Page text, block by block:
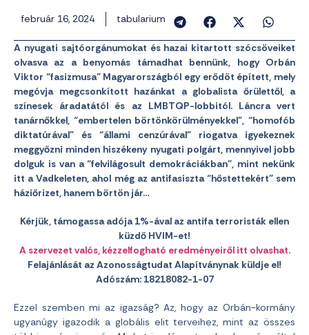
február 16, 2024 tabularium
A nyugati sajtóorgánumokat és hazai kitartott szócsöveiket
olvasva az a benyomás támadhat bennünk, hogy Orbán
Viktor “fasizmusa” Magyarországból egy erődöt épített, mely
megóvja megcsonkított hazánkat a globalista őrülettől, a
színesek áradatától és az LMBTQP-lobbitól. Láncra vert
tanárnőkkel, “embertelen börtönkörülményekkel”, “homofób
diktatúrával” és “állami cenzúrával” riogatva igyekeznek
meggyőzni minden hiszékeny nyugati polgárt, mennyivel jobb
dolguk is van a “felvilágosult demokráciákban”, mint nekünk
itt a Vadkeleten, ahol még az antifasiszta “hőstettekért” sem
háziőrizet, hanem börtön jár…
Kérjük, támogassa adója 1%-ával az antifa terroristák ellen
küzdő HVIM-et!
A szervezet valós, kézzelfogható eredményeiről itt olvashat.
Felajánlását az Azonosságtudat Alapítványnak küldje el!
Adószám: 18218082-1-07
Ezzel szemben mi az igazság? Az, hogy az Orbán-kormány
ugyanúgy igazodik a globális elit terveihez, mint az összes